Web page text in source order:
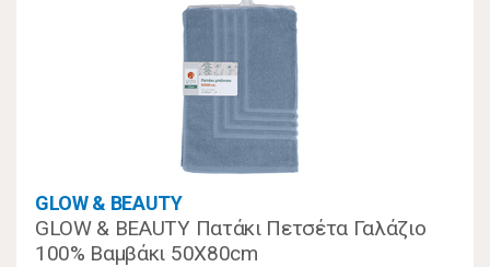
GLOW & BEAUTY
GLOW & BEAUTY Πατάκι Πετσέτα Γαλάζιο
100% Βαμβάκι 50Χ80cm